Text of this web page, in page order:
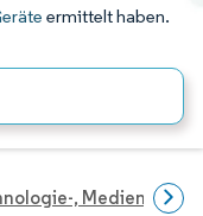
ermittelt haben.
, Medien- Und